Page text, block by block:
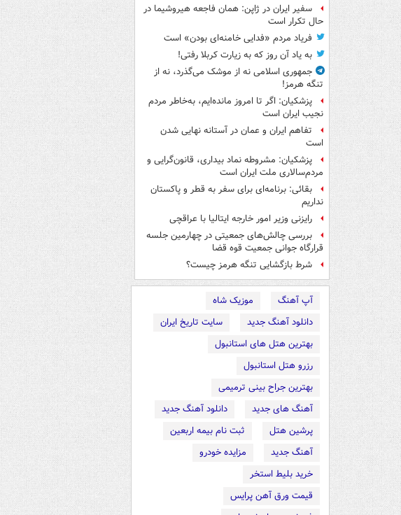
سفیر ایران در ژاپن: همان فاجعه هیروشیما در
حال تکرار است
فریاد مردم «فدایی خامنه‌ای بودن» است
به یاد آن روز که به زیارت کربلا رفتی!
جمهوری اسلامی نه از موشک می‌گذرد، نه از
تنگه هرمز!
پزشکیان: اگر تا امروز مانده‌ایم، به‌خاطر مردم
نجیب ایران است
تفاهم ایران و عمان در آستانه نهایی شدن
است
پزشکیان: مشروطه نماد بیداری، قانون‌گرایی و
مردم‌سالاری ملت ایران است
بقائی: برنامه‌ای برای سفر به قطر و پاکستان
نداریم
رایزنی وزیر امور خارجه ایتالیا با عراقچی
بررسی چالش‌های جمعیتی در چهارمین جلسه
قرارگاه جوانی جمعیت قوه قضا
شرط بازگشایی تنگه هرمز چیست؟
آپ آهنگ
موزیک شاه
دانلود آهنگ جدید
سایت تاریخ ایران
بهترین هتل های استانبول
رزرو هتل استانبول
بهترین جراح بینی ترمیمی
آهنگ های جدید
دانلود آهنگ جدید
پرشین هتل
ثبت نام بیمه اربعین
آهنگ جدید
مزایده خودرو
خرید بلیط استخر
قیمت ورق آهن پرایس